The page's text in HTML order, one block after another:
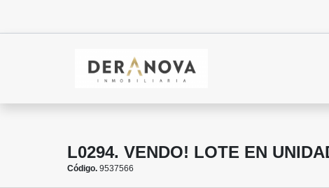
L0294. VENDO! LOTE EN
Código. 9537566